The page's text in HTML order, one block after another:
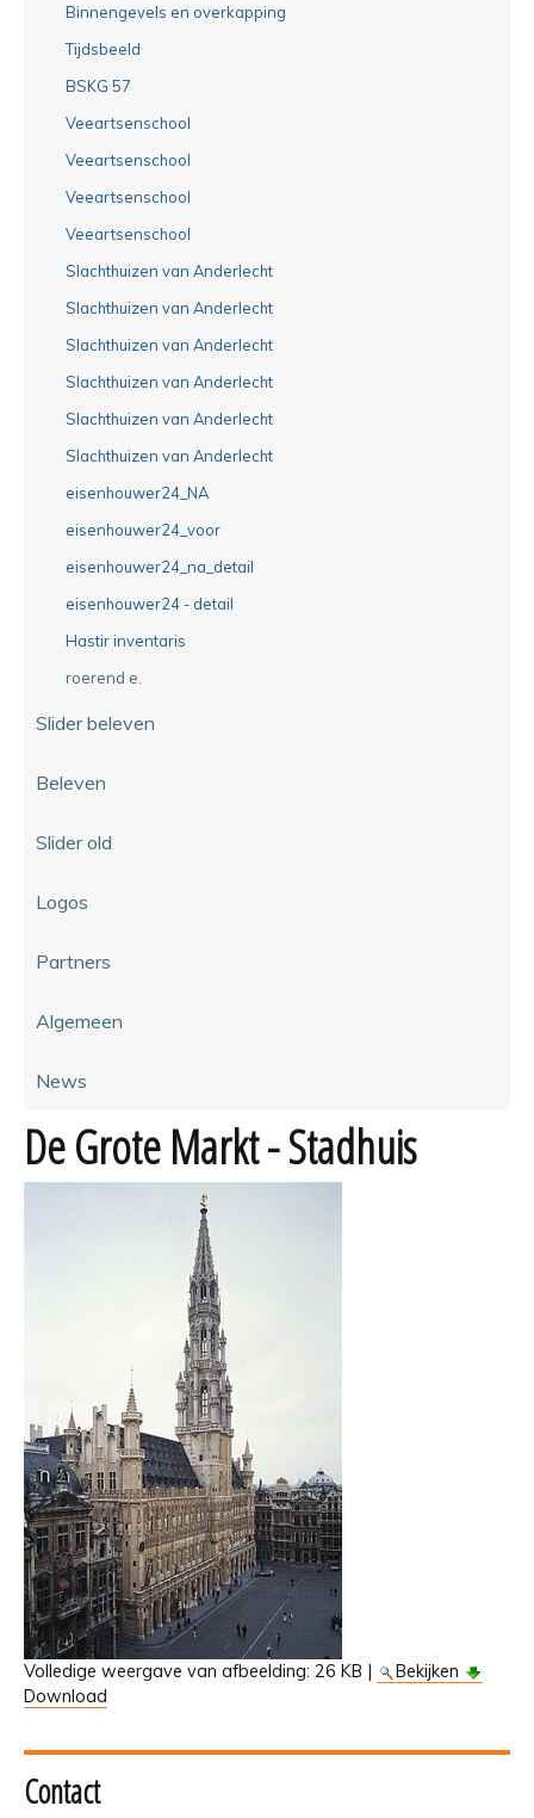
Binnengevels en overkapping
Tijdsbeeld
BSKG 57
Veeartsenschool
Veeartsenschool
Veeartsenschool
Veeartsenschool
Slachthuizen van Anderlecht
Slachthuizen van Anderlecht
Slachthuizen van Anderlecht
Slachthuizen van Anderlecht
Slachthuizen van Anderlecht
Slachthuizen van Anderlecht
eisenhouwer24_NA
eisenhouwer24_voor
eisenhouwer24_na_detail
eisenhouwer24 - detail
Hastir inventaris
roerend e.
Slider beleven
Beleven
Slider old
Logos
Partners
Algemeen
News
De Grote Markt - Stadhuis
Volledige weergave van afbeelding: 26 KB |
Bekijken
Download
Contact